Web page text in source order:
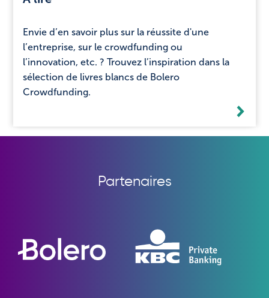
Envie d’en savoir plus sur la réussite d'une
l’entreprise, sur le crowdfunding ou
l’innovation, etc. ? Trouvez l’inspiration dans la
sélection de livres blancs de Bolero
Crowdfunding.
Partenaires